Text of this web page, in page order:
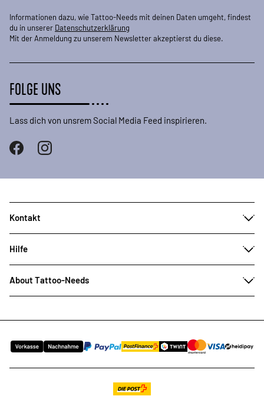
Informationen dazu, wie Tattoo-Needs mit deinen Daten umgeht, findest
du in unserer Datenschutzerklärung
Mit der Anmeldung zu unserem Newsletter akzeptierst du diese.
FOLGE UNS
Lass dich von unsrem Social Media Feed inspirieren.
Kontakt
Hilfe
About Tattoo-Needs